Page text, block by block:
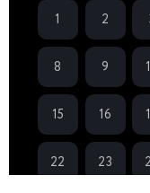
1 2
8 9
15 16
22 23